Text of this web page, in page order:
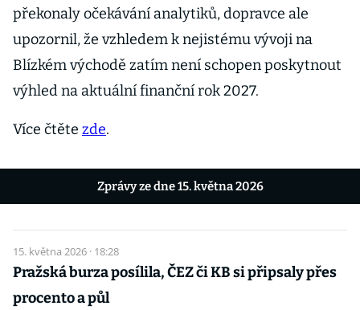
překonaly očekávání analytiků, dopravce ale
upozornil, že vzhledem k nejistému vývoji na
Blízkém východě zatím není schopen poskytnout
výhled na aktuální finanční rok 2027.
Více čtěte zde.
Zprávy ze dne 15. května 2026
15. května 2026 · 18:28
Pražská burza posílila, ČEZ či KB si připsaly přes
procento a půl